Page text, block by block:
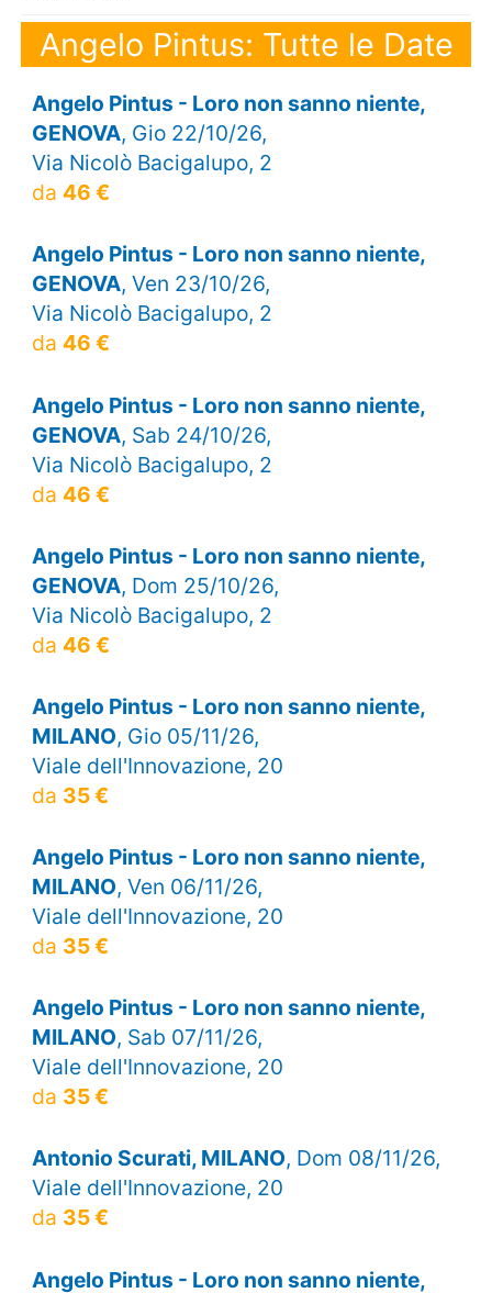
Angelo Pintus: Tutte le Date
Angelo Pintus - Loro non sanno niente,
GENOVA, Gio 22/10/26,
Via Nicolò Bacigalupo, 2
da 46 €
Angelo Pintus - Loro non sanno niente,
GENOVA, Ven 23/10/26,
Via Nicolò Bacigalupo, 2
da 46 €
Angelo Pintus - Loro non sanno niente,
GENOVA, Sab 24/10/26,
Via Nicolò Bacigalupo, 2
da 46 €
Angelo Pintus - Loro non sanno niente,
GENOVA, Dom 25/10/26,
Via Nicolò Bacigalupo, 2
da 46 €
Angelo Pintus - Loro non sanno niente,
MILANO, Gio 05/11/26,
Viale dell'Innovazione, 20
da 35 €
Angelo Pintus - Loro non sanno niente,
MILANO, Ven 06/11/26,
Viale dell'Innovazione, 20
da 35 €
Angelo Pintus - Loro non sanno niente,
MILANO, Sab 07/11/26,
Viale dell'Innovazione, 20
da 35 €
Antonio Scurati, MILANO, Dom 08/11/26,
Viale dell'Innovazione, 20
da 35 €
Angelo Pintus - Loro non sanno niente,